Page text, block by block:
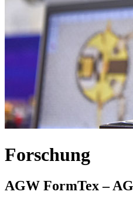
Forschung
AGW FormTex –